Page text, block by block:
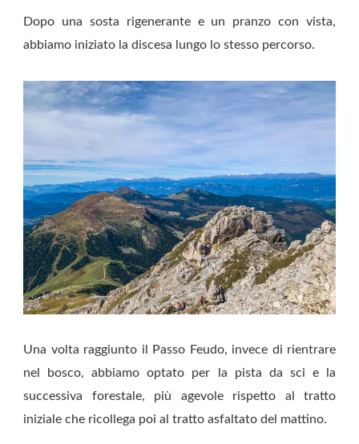
Dopo una sosta rigenerante e un pranzo con vista,
abbiamo iniziato la discesa lungo lo stesso percorso.
Una volta raggiunto il Passo Feudo, invece di rientrare
nel bosco, abbiamo optato per la pista da sci e la
successiva forestale, più agevole rispetto al tratto
iniziale che ricollega poi al tratto asfaltato del mattino.